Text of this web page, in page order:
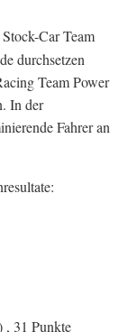
Car Team
durchsetzen
Team Power
In der
Fahrer an
, 31 Punkte